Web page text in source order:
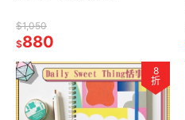
$1,050
$880
8
折